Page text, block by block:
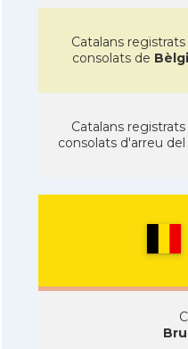
Catalans registrats
consolats de
Catalans registrats
consolats d'arreu del